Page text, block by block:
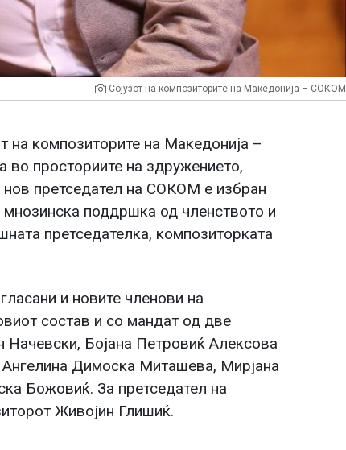
Сојузот на композиторите на Македонија – СОКОМ
на композиторите на Македонија –
просториите на здружението,
претседател на СОКОМ е избран
поддршка од членството и
претседателка, композиторката
и новите членови на
состав и со мандат од две
Начевски, Бојана Петровиќ Алексова
Димоска Миташева, Мирјана
Божовиќ. За претседател на
Живојин Глишиќ.